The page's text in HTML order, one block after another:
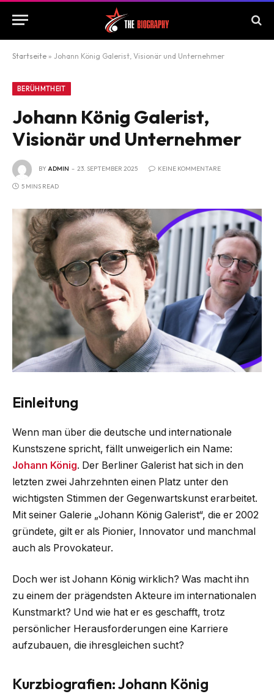
Startseite » Johann König Galerist, Visionär und Unternehmer
BERÜHMTHEIT
Johann König Galerist,
Visionär und Unternehmer
BYADMIN 23. SEPTEMBER 2025 KEINE KOMMENTARE
5 MINS READ
Einleitung
Wenn man über die deutsche und internationale
Kunstszene spricht, fällt unweigerlich ein Name:
Johann König. Der Berliner Galerist hat sich in den
letzten zwei Jahrzehnten einen Platz unter den
wichtigsten Stimmen der Gegenwartskunst erarbeitet.
Mit seiner Galerie „Johann König Galerist“, die er 2002
gründete, gilt er als Pionier, Innovator und manchmal
auch als Provokateur.
Doch wer ist Johann König wirklich? Was macht ihn
zu einem der prägendsten Akteure im internationalen
Kunstmarkt? Und wie hat er es geschafft, trotz
persönlicher Herausforderungen eine Karriere
aufzubauen, die ihresgleichen sucht?
Kurzbiografien: Johann König